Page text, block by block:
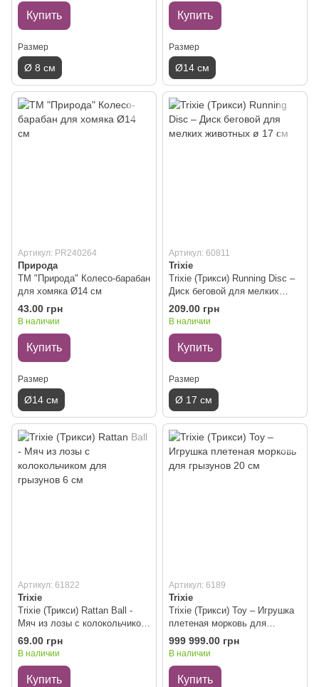
Купить
Размер
Ø 8 см
Купить
Размер
Ø14 см
Артикул: PR240264
Природа
ТМ "Природа" Колесо-барабан
для хомяка Ø14 см
43.00 грн
В наличии
Купить
Размер
Ø14 см
Артикул: 60811
Trixie
Trixie (Трикси) Running Disc –
Диск беговой для мелких
животных ø 17 см
209.00 грн
В наличии
Купить
Размер
Ø 17 см
Артикул: 61822
Trixie
Trixie (Трикси) Rattan Ball -
Мяч из лозы с колокольчиком
для грызунов 6 см
69.00 грн
В наличии
Купить
Артикул: 6189
Trixie
Trixie (Трикси) Toy – Игрушка
плетеная морковь для
грызунов 20 см
999 999.00 грн
В наличии
Купить